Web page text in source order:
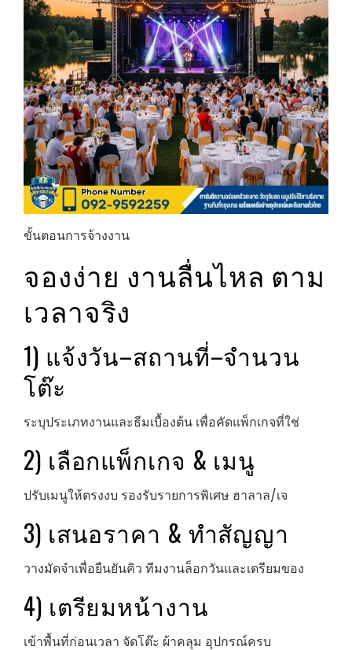
ขั้นตอนการจ้างงาน
จองง่าย งานลื่นไหล ตาม
เวลาจริง
1) แจ้งวัน–สถานที่–จำนวน
โต๊ะ
ระบุประเภทงานและธีมเบื้องต้น เพื่อคัดแพ็กเกจที่ใช่
2) เลือกแพ็กเกจ & เมนู
ปรับเมนูให้ตรงงบ รองรับรายการพิเศษ ฮาลาล/เจ
3) เสนอราคา & ทำสัญญา
วางมัดจำเพื่อยืนยันคิว ทีมงานล็อกวันและเตรียมของ
4) เตรียมหน้างาน
เข้าพื้นที่ก่อนเวลา จัดโต๊ะ ผ้าคลุม อุปกรณ์ครบ